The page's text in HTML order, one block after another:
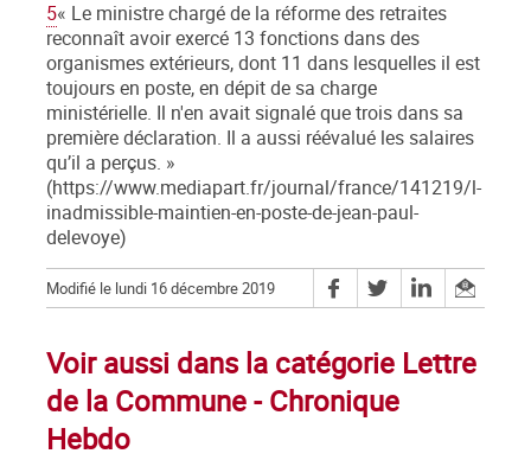
5« Le ministre chargé de la réforme des retraites
reconnaît avoir exercé 13 fonctions dans des
organismes extérieurs, dont 11 dans lesquelles il est
toujours en poste, en dépit de sa charge
ministérielle. Il n'en avait signalé que trois dans sa
première déclaration. Il a aussi réévalué les salaires
qu’il a perçus. »
(https://www.mediapart.fr/journal/france/141219/l-
inadmissible-maintien-en-poste-de-jean-paul-
delevoye)
Modifié le lundi 16 décembre 2019
Voir aussi dans la catégorie Lettre
de la Commune - Chronique
Hebdo